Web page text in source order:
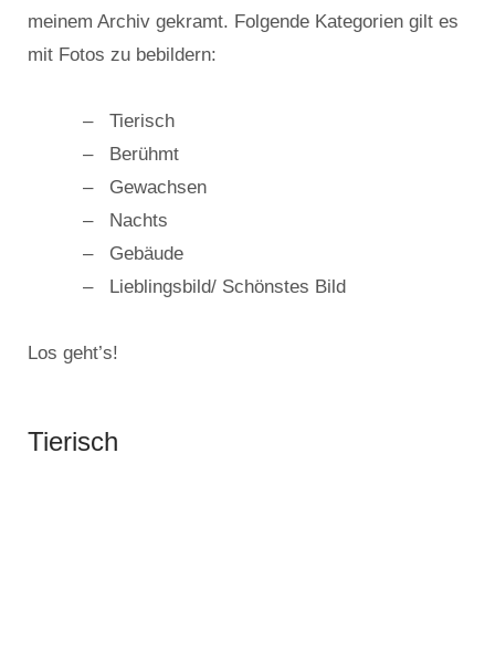
meinem Archiv gekramt. Folgende Kategorien gilt es
mit Fotos zu bebildern:
Tierisch
Berühmt
Gewachsen
Nachts
Gebäude
Lieblingsbild/ Schönstes Bild
Los geht’s!
Tierisch